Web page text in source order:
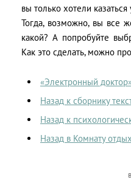
вы только хотели
Тогда, возможно, вы все
какой? А попробуйте
Как это сделать, можно
«Электронный
Назад к сборнику
Назад к
Назад в Комнату